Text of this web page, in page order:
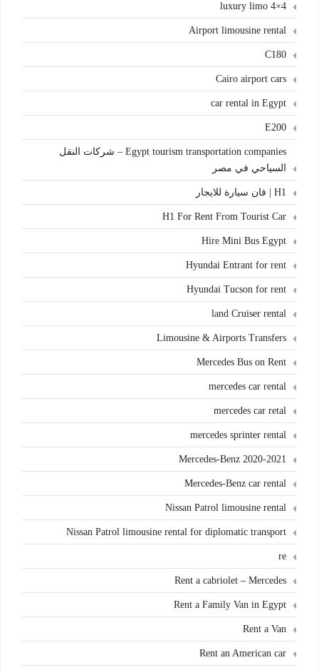
4×4 luxury limo
Airport limousine rental
C180
Cairo airport cars
car rental in Egypt
E200
Egypt tourism transportation companies – شركات النقل
السياحي في مصر
H1 | فان سيارة للايجار
H1 For Rent From Tourist Car
Hire Mini Bus Egypt
Hyundai Entrant for rent
Hyundai Tucson for rent
land Cruiser rental
Limousine & Airports Transfers
Mercedes Bus on Rent
mercedes car rental
mercedes car retal
mercedes sprinter rental
Mercedes-Benz 2020-2021
Mercedes-Benz car rental
Nissan Patrol limousine rental
Nissan Patrol limousine rental for diplomatic transport
re
Rent a cabriolet – Mercedes
Rent a Family Van in Egypt
Rent a Van
Rent an American car